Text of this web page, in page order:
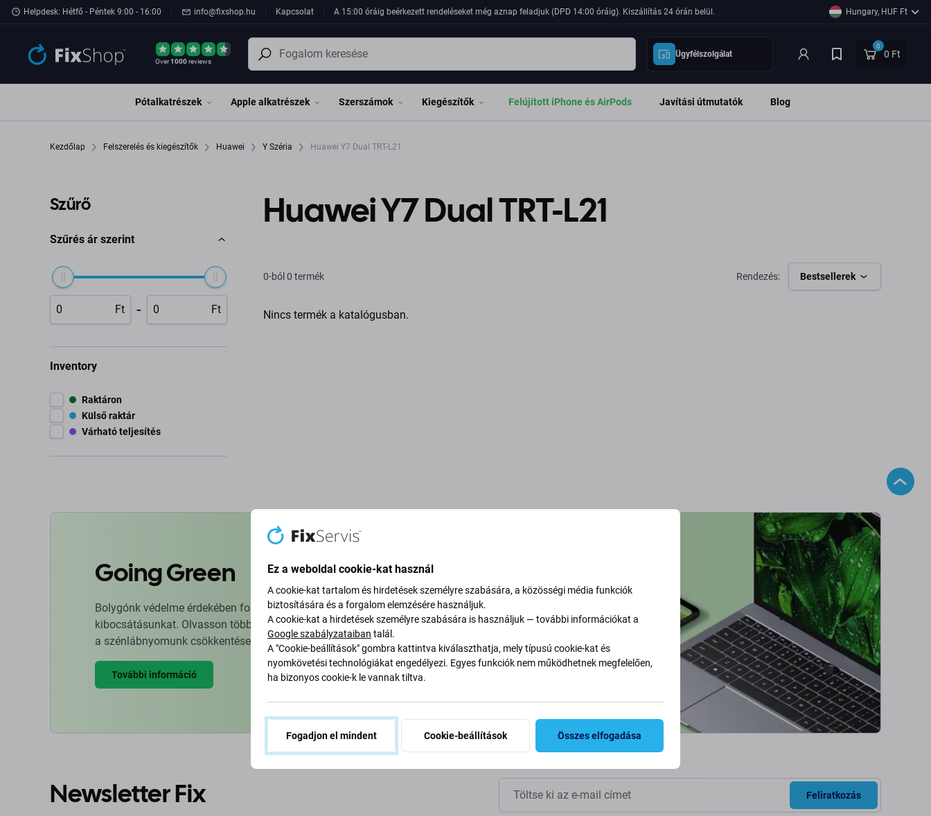
Ugrás az oldal fő részéhez
Helpdesk: Hétfő - Péntek 9:00 - 16:00 info@fixshop.hu Kapcsolat A 15:00 óráig beérkezett rendeléseket még aznap feladjuk (DPD 14:00 óráig). Kiszállítás 24 órán belül. Hungary, HUF Ft
Over1000reviews
Ügyfélszolgálat
0
0 Ft
Pótalkatrészek Apple alkatrészek Szerszámok Kiegészítők Felújított iPhone és AirPods Javítási útmutatók Blog
Kezdőlap Felszerelés és kiegészítők Huawei Y Széria Huawei Y7 Dual TRT-L21
Szűrő
Szűrés ár szerint
Ft - Ft
Inventory
Raktáron
Külső raktár
Várható teljesítés
Huawei Y7 Dual TRT-L21
0-ból 0 termék Rendezés: Bestsellerek
Nincs termék a katalógusban.
Going Green
Bolygónk védelme érdekében folyamatosan javítjuk szén-dioxid-
kibocsátásunkat. Olvasson többet arról, hogyan alakítjuk át folyamatainkat
a szénlábnyomunk csökkentése érdekében.
További információ
Newsletter Fix Feliratkozás
Ez a weboldal cookie-kat használ
A cookie-kat tartalom és hirdetések személyre szabására, a közösségi média funkciók
biztosítására és a forgalom elemzésére használjuk.
A cookie-kat a hirdetések személyre szabására is használjuk — további információkat a
Google szabályzataiban talál.
A "Cookie-beállítások" gombra kattintva kiválaszthatja, mely típusú cookie-kat és
nyomkövetési technológiákat engedélyezi. Egyes funkciók nem működhetnek megfelelően,
ha bizonyos cookie-k le vannak tiltva.
Fogadjon el mindent Cookie-beállítások Összes elfogadása